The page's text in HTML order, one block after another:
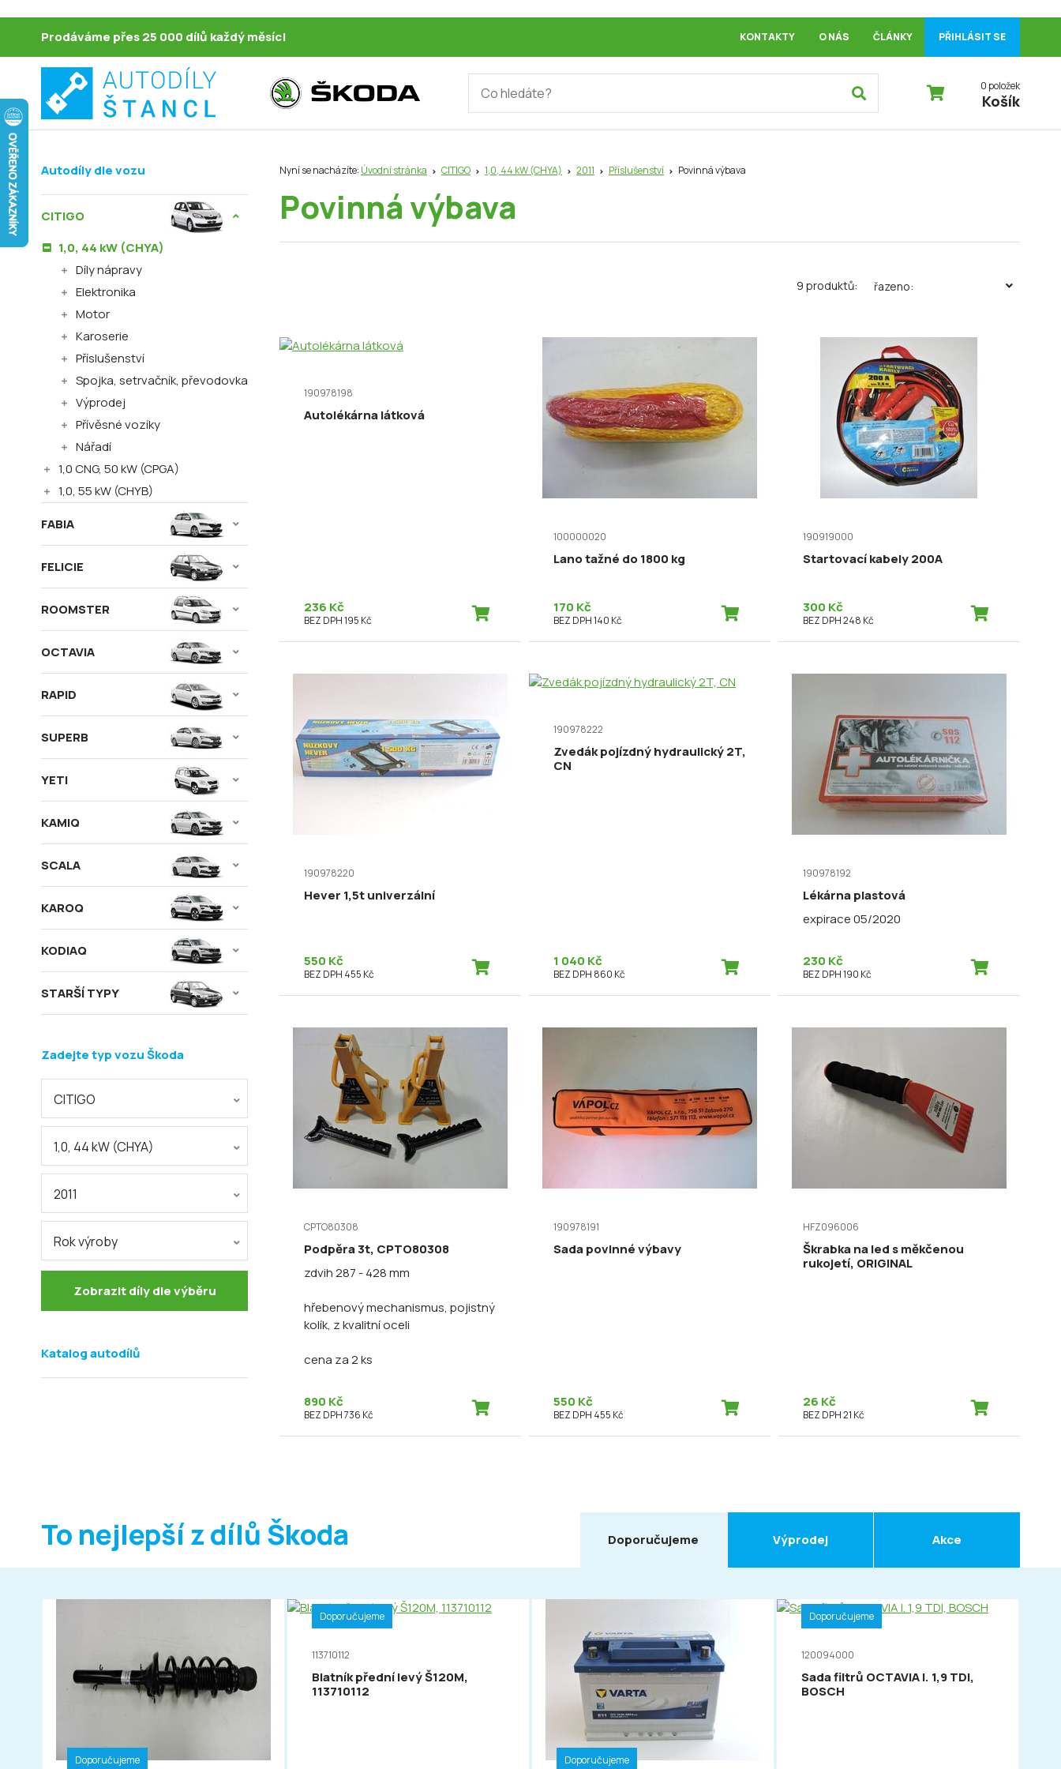
Prodáváme přes 25 000 dílů každý měsíc! KONTAKTY O NÁS ČLÁNKY PŘIHLÁSIT SE
0 položek
Košík
Nyní se nacházíte: Úvodní stránka CITIGO 1,0, 44 kW (CHYA) 2011 Příslušenství Povinná výbava
Povinná výbava
9 produktů: řazeno:
190978198
Autolékárna látková
236 Kč
BEZ DPH 195 Kč
100000020
Lano tažné do 1800 kg
170 Kč
BEZ DPH 140 Kč
190919000
Startovací kabely 200A
300 Kč
BEZ DPH 248 Kč
190978220
Hever 1,5t univerzální
550 Kč
BEZ DPH 455 Kč
190978222
Zvedák pojízdný hydraulický 2T,
CN
1 040 Kč
BEZ DPH 860 Kč
190978192
Lékárna plastová
expirace 05/2020
230 Kč
BEZ DPH 190 Kč
CPTO80308
Podpěra 3t, CPTO80308
zdvih 287 - 428 mm
hřebenový mechanismus, pojistný
kolík, z kvalitní oceli
cena za 2 ks
890 Kč
BEZ DPH 736 Kč
190978191
Sada povinné výbavy
550 Kč
BEZ DPH 455 Kč
HFZ096006
Škrabka na led s měkčenou
rukojetí, ORIGINAL
26 Kč
BEZ DPH 21 Kč
Autodíly dle vozu
CITIGO
1,0, 44 kW (CHYA)
Díly nápravy
Elektronika
Motor
Karoserie
Příslušenství
Spojka, setrvačník, převodovka
Výprodej
Přívěsné vozíky
Nářadí
1,0 CNG, 50 kW (CPGA)
1,0, 55 kW (CHYB)
FABIA
FELICIE
ROOMSTER
OCTAVIA
RAPID
SUPERB
YETI
KAMIQ
SCALA
KAROQ
KODIAQ
STARŠÍ TYPY
Zadejte typ vozu Škoda
CITIGO
1,0, 44 kW (CHYA)
2011
Rok výroby
Zobrazit díly dle výběru
Katalog autodílů
To nejlepší z dílů Škoda Doporučujeme Výprodej Akce
Doporučujeme
Doporučujeme
113710112
Blatník přední levý Š120M,
113710112
Doporučujeme
Doporučujeme
120094000
Sada filtrů OCTAVIA I. 1,9 TDI,
BOSCH